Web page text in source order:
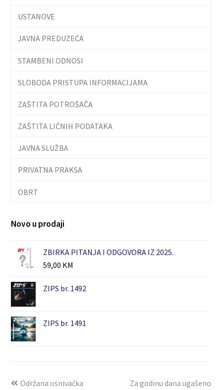
USTANOVE
JAVNA PREDUZEĆA
STAMBENI ODNOSI
SLOBODA PRISTUPA INFORMACIJAMA
ZAŠTITA POTROŠAČA
ZAŠTITA LIČNIH PODATAKA
JAVNA SLUŽBA
PRIVATNA PRAKSA
OBRT
Novo u prodaji
ZBIRKA PITANJA I ODGOVORA IZ 2025.
59,00 KM
ZIPS br. 1492
ZIPS br. 1491
Održana osnivačka
Za godinu dana ugašeno